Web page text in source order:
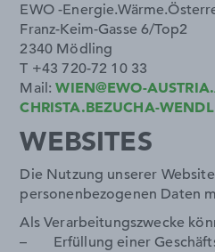
EWO -
Franz-Keim-Gasse 6/Top2
2340 Mödling
T +43 720-72 10 33
Mail:WIEN@EWO-
CHRISTA.BEZUCHA-
WEBSITES
Die Nutzung unserer
personenbezogenen Daten
Als Verarbeitungszwecke
– Erfüllung einer